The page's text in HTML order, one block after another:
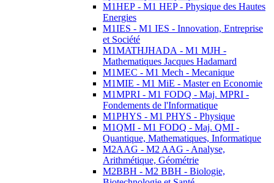
M1HEP - M1 HEP - Physique des Hautes
Energies
M1IES - M1 IES - Innovation, Entreprise
et Société
M1MATHJHADA - M1 MJH -
Mathematiques Jacques Hadamard
M1MEC - M1 Mech - Mecanique
M1MIE - M1 MiE - Master en Economie
M1MPRI - M1 FODQ - Maj. MPRI -
Fondements de l'Informatique
M1PHYS - M1 PHYS - Physique
M1QMI - M1 FODQ - Maj. QMI -
Quantique, Mathematiques, Informatique
M2AAG - M2 AAG - Analyse,
Arithmétique, Géométrie
M2BBH - M2 BBH - Biologie,